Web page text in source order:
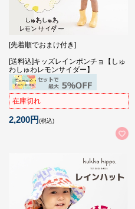
[先着順でおまけ付き]
[送料込]キッズレインポンチョ【しゅ
わしゅわレモンサイダー】
在庫切れ
2,200円(税込)